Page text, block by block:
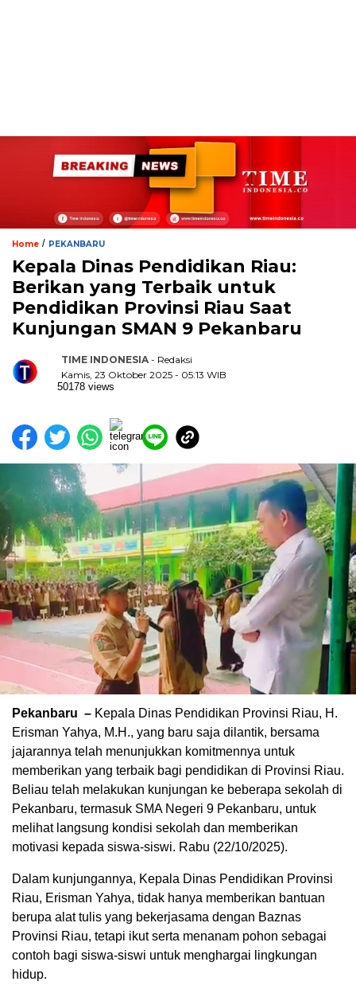
Home / PEKANBARU
Kepala Dinas Pendidikan Riau:
Berikan yang Terbaik untuk
Pendidikan Provinsi Riau Saat
Kunjungan SMAN 9 Pekanbaru
TIME INDONESIA - Redaksi
Kamis, 23 Oktober 2025 - 05:13 WIB
50178 views
Pekanbaru – Kepala Dinas Pendidikan Provinsi Riau, H.
Erisman Yahya, M.H., yang baru saja dilantik, bersama
jajarannya telah menunjukkan komitmennya untuk
memberikan yang terbaik bagi pendidikan di Provinsi Riau.
Beliau telah melakukan kunjungan ke beberapa sekolah di
Pekanbaru, termasuk SMA Negeri 9 Pekanbaru, untuk
melihat langsung kondisi sekolah dan memberikan
motivasi kepada siswa-siswi. Rabu (22/10/2025).
Dalam kunjungannya, Kepala Dinas Pendidikan Provinsi
Riau, Erisman Yahya, tidak hanya memberikan bantuan
berupa alat tulis yang bekerjasama dengan Baznas
Provinsi Riau, tetapi ikut serta menanam pohon sebagai
contoh bagi siswa-siswi untuk menghargai lingkungan
hidup.